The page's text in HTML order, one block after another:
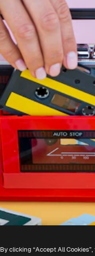
By clicking “Accept All